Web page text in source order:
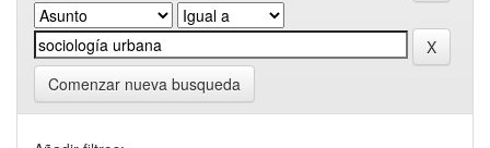
Comenzar nueva busqueda